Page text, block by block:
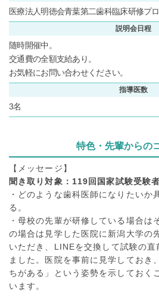
医療法人明徳会青葉第二歯科臨床研修プ
説明会日程
随時開催中。
交通費の全額支給あり。
お気軽にお問い合わせください。
指導医数
3名
特色・先輩からの
【メッセージ】
聞き取り対象：119回国家試験受験者
・どのような歯科医師になりたいか
る。
・母校の先輩が研修している場合は
の場合は見学した医院に新潟大学の
いただき、LINEを交換して試験の
ました。医院を事前に見学しておき
ちがある」という姿勢を示しておく
います。